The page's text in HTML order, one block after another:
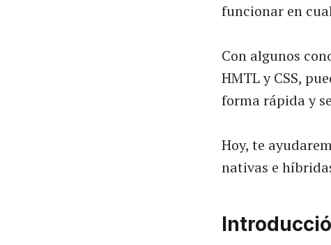
funcionar en
Con algunos
HMTL y CSS,
forma rápida y
Hoy, te
nativas e